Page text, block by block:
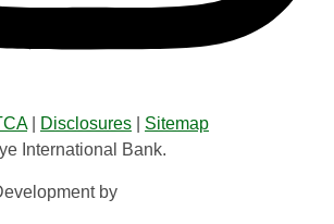
| Disclosures
Sitemap
International Bank.
by